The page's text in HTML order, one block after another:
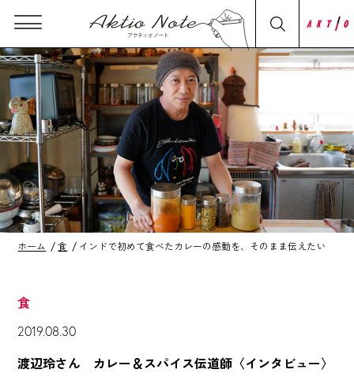
ホーム 食 インドで初めて食べたカレーの感動を、そのまま伝えたい
食
2019.08.30
渡辺玲さん カレー＆スパイス伝道師〈インタビュー〉